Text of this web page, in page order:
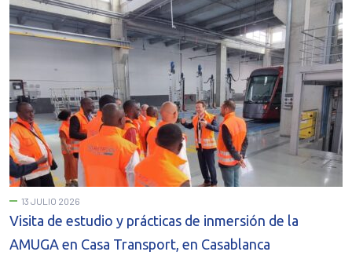
13 JULIO 2026
Visita de estudio y prácticas de inmersión de la
AMUGA en Casa Transport, en Casablanca